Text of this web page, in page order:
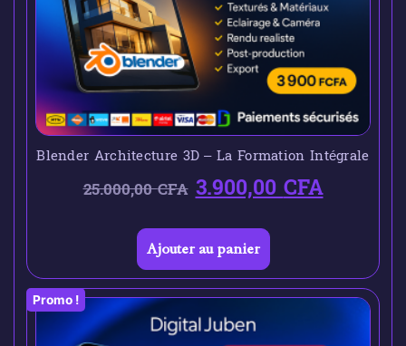
Blender Architecture 3D – La Formation Intégrale
25.000,00CFA 3.900,00CFA
Ajouter au panier
Promo !